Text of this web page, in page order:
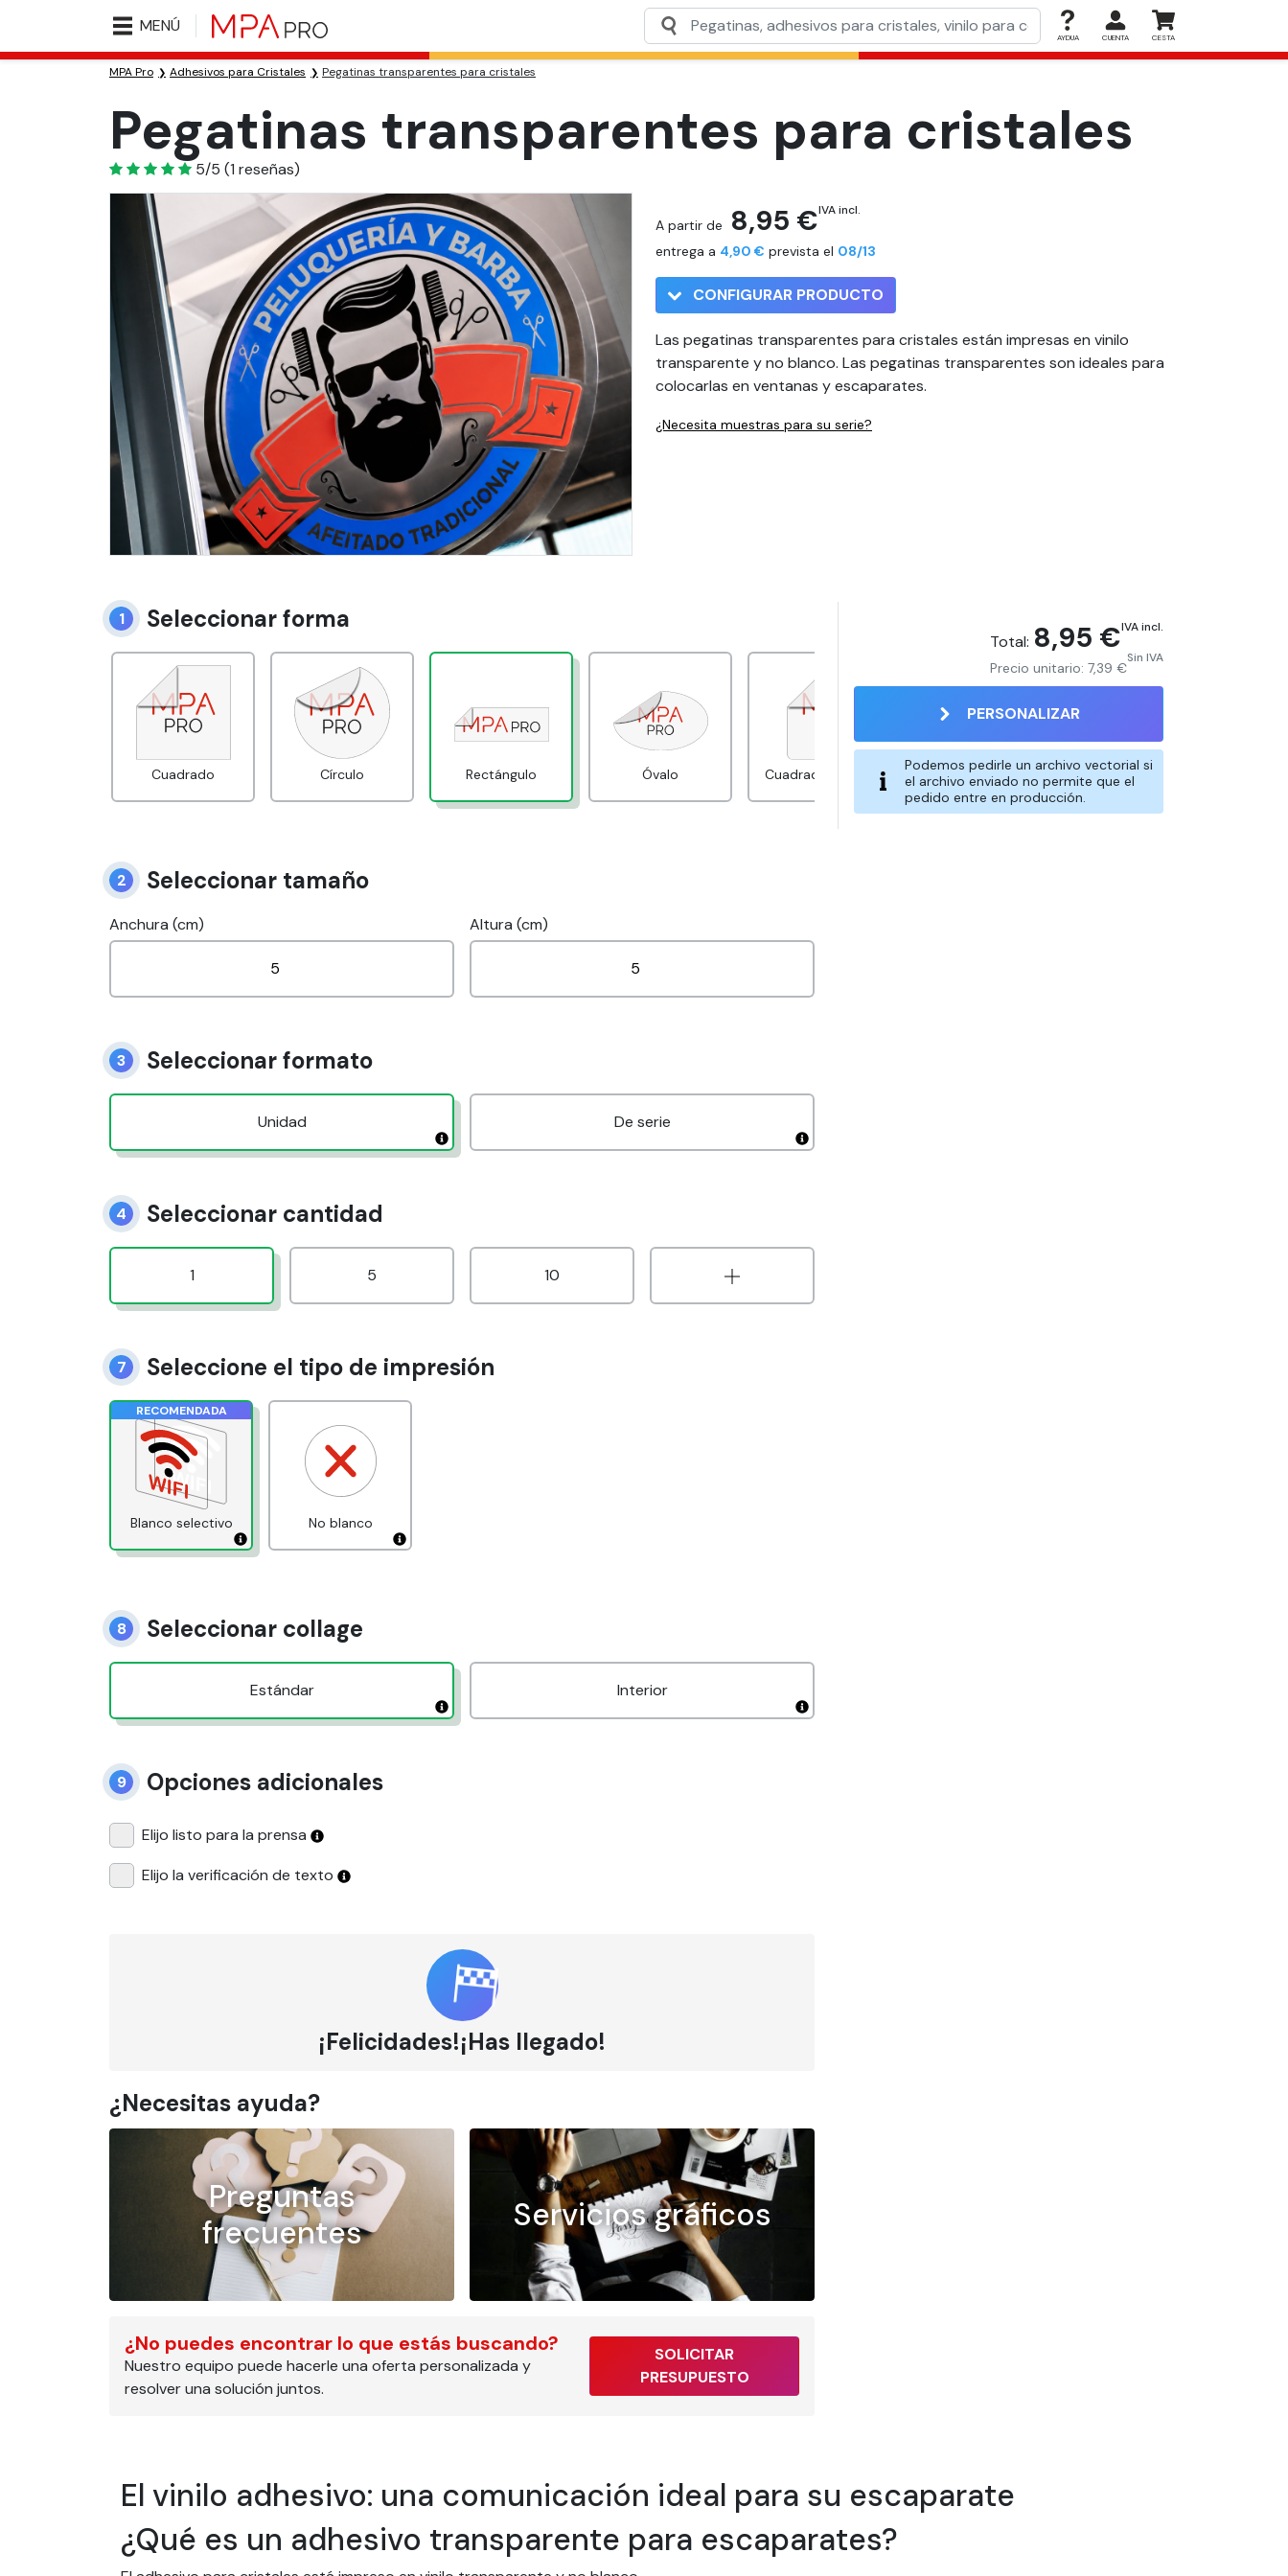
MENÚ
AYDUA CUENTA CESTA
MPA Pro Adhesivos para Cristales Pegatinas transparentes para cristales​
Pegatinas transparentes para cristales​
5
5/5 (1 reseñas)
A partir de 8,95 €IVA incl.
entrega a 4,90 € prevista el 08/13
CONFIGURAR PRODUCTO
Las pegatinas transparentes para cristales están impresas en vinilo
transparente y no blanco. Las pegatinas transparentes son ideales para
colocarlas en ventanas y escaparates.
¿Necesita muestras para su serie?
1 Seleccionar forma
Cuadrado Círculo Rectángulo Óvalo Cuadrado redondeado Rectángulo redondeado
2 Seleccionar tamaño
Anchura (cm) Altura (cm)
3 Seleccionar formato
Unidad De serie
4 Seleccionar cantidad
1 5 10
6 Seleccionar el material
Blanco Laminado blanco
7 Seleccione el tipo de impresión
RECOMENDADA
Blanco selectivo No blanco
8 Seleccionar collage
Estándar Interior
9 Opciones adicionales
Elijo listo para la prensa
Elijo la verificación de texto
¡Felicidades!¡Has llegado!
¿Necesitas ayuda?
Preguntas
frecuentes
Servicios gráficos
¿No puedes encontrar lo que estás buscando?
Nuestro equipo puede hacerle una oferta personalizada y
resolver una solución juntos.
SOLICITAR
PRESUPUESTO
Total: 8,95 €IVA incl.
Precio unitario: 7,39 €
Sin IVA
PERSONALIZAR
Podemos pedirle un archivo vectorial si
el archivo enviado no permite que el
pedido entre en producción.
El vinilo adhesivo: una comunicación ideal para su escaparate
¿Qué es un adhesivo transparente para escaparates?